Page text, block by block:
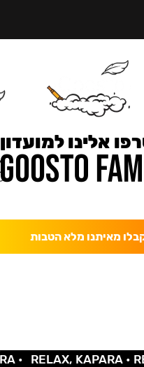
אלינו למועדון
מאיתנו מלא הטבות
RELAX, KAPARA •